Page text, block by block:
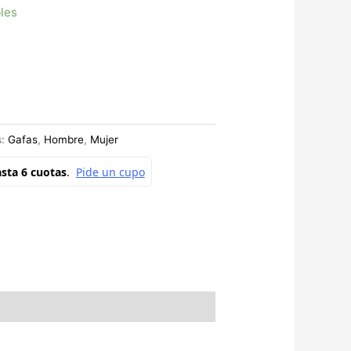
Gafas, Hombre, Mujer